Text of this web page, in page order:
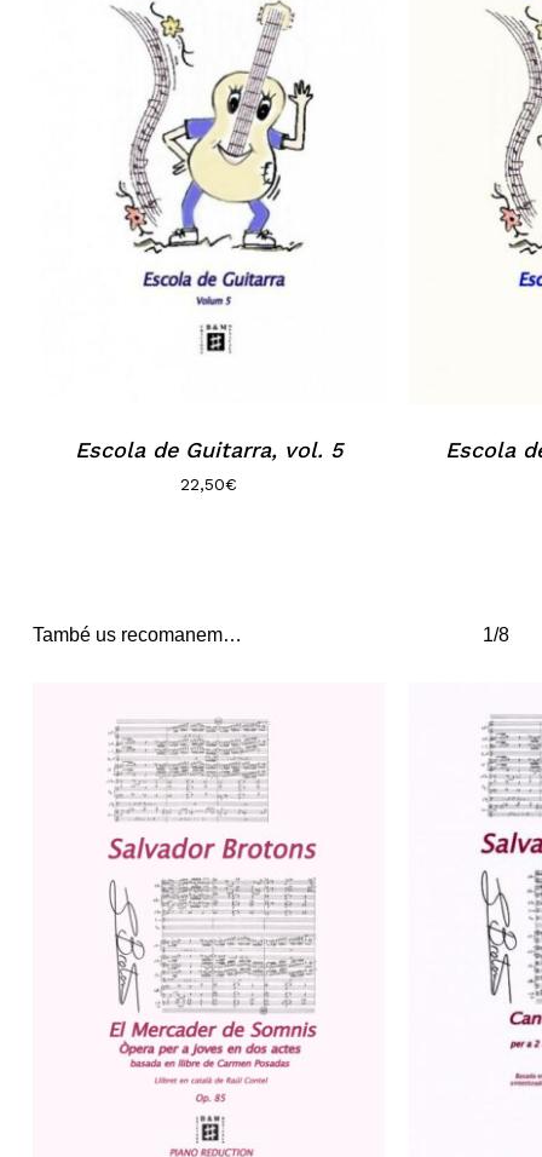
Escola de Guitarra, vol. 5
22,50€
Escola
També us recomanem… 1/8